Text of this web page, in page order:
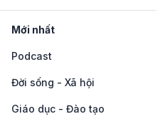
Mới nhất
Podcast
Đời sống - Xã hội
Giáo dục - Đào tạo